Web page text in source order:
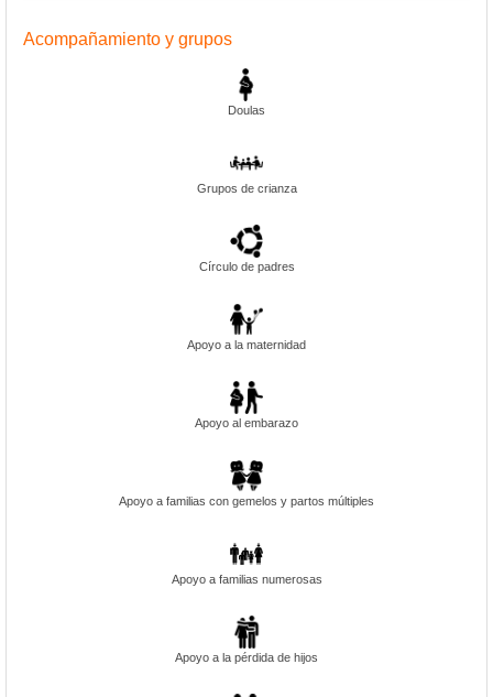
Acompañamiento y grupos
Doulas
Grupos de crianza
Círculo de padres
Apoyo a la maternidad
Apoyo al embarazo
Apoyo a familias con gemelos y partos múltiples
Apoyo a familias numerosas
Apoyo a la pérdida de hijos